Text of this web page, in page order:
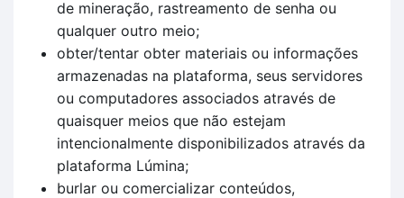
de mineração, rastreamento de senha ou
qualquer outro meio;
obter/tentar obter materiais ou informações
armazenadas na plataforma, seus servidores
ou computadores associados através de
quaisquer meios que não estejam
intencionalmente disponibilizados através da
plataforma Lúmina;
burlar ou comercializar conteúdos,